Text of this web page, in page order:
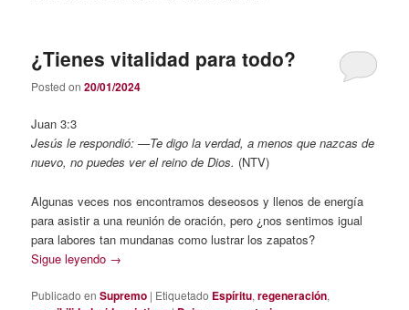
¿Tienes vitalidad para todo?
Posted on20/01/2024
Juan 3:3
Jesús le respondió: —Te digo la verdad, a menos que nazcas de
nuevo, no puedes ver el reino de Dios. (NTV)
Algunas veces nos encontramos deseosos y llenos de energía
para asistir a una reunión de oración, pero ¿nos sentimos igual
para labores tan mundanas como lustrar los zapatos?
Sigue leyendo →
Publicado en Supremo | Etiquetado Espíritu,regeneración,